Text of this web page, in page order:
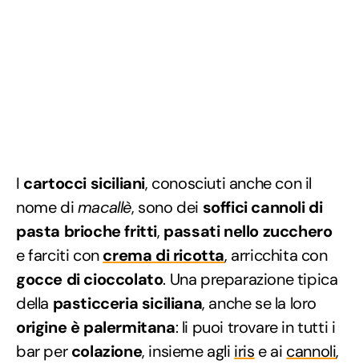
I cartocci siciliani, conosciuti anche con il
nome dimacallè, sono dei soffici cannoli di
pasta brioche fritti, passati nello zucchero
e farciti concrema di ricotta, arricchita con
gocce di cioccolato. Una preparazione tipica
della pasticceria siciliana, anche se la loro
origine è palermitana: li puoi trovare in tutti i
bar percolazione, insieme agli iris e ai cannoli,